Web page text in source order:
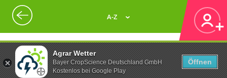
Agrar Wetter
Bayer CropScience Deutschland GmbH
Kostenlos bei Google Play
Öffnen
A-Z